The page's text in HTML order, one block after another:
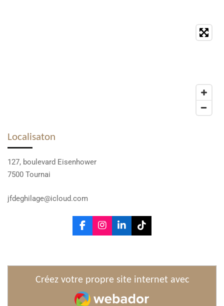
Localisaton
127, boulevard Eisenhower
7500 Tournai
jfdeghilage@icloud.com
F
a
b
o
k
I
n
a
r
m
L
i
e
d
I
T
i
o
k
Créez votre propre site internet avec
Webador